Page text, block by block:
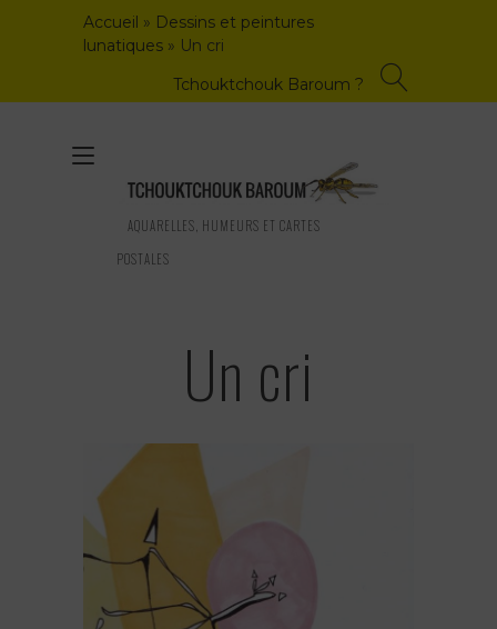
Accueil » Dessins et peintures
lunatiques » Un cri
Tchouktchouk Baroum ?
AQUARELLES, HUMEURS ET CARTES
POSTALES
Toggle
navigation
Un cri